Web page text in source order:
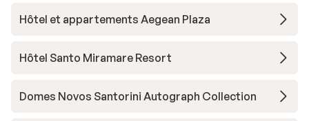
Hôtel et appartements Aegean Plaza
Hôtel Santo Miramare Resort
Domes Novos Santorini Autograph Collection